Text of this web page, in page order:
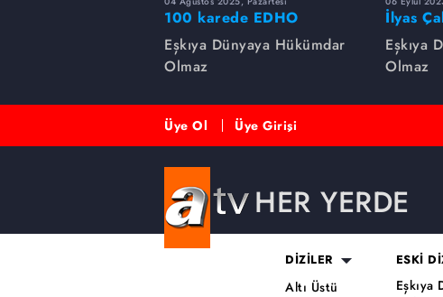
100 karede EDHO
Eşkıya Dünyaya Hükümdar
Olmaz
İlyas
Eşkıya
Olmaz
Üye Ol Üye Girişi
HER YERDE
DİZİLER
Altı Üstü
ESKİ
Eşkıya